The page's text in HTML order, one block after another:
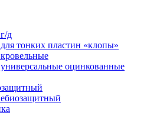
д
тонких пластин «клопы»
оцинкованные